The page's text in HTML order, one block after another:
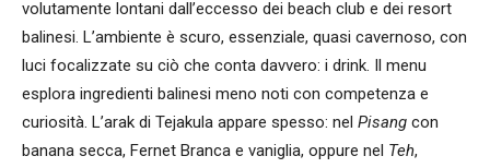
volutamente lontani dall’eccesso dei beach club e dei resort
balinesi. L’ambiente è scuro, essenziale, quasi cavernoso, con
luci focalizzate su ciò che conta davvero: i drink. Il menu
esplora ingredienti balinesi meno noti con competenza e
curiosità. L’arak di Tejakula appare spesso: nel Pisang con
banana secca, Fernet Branca e vaniglia, oppure nel Teh,